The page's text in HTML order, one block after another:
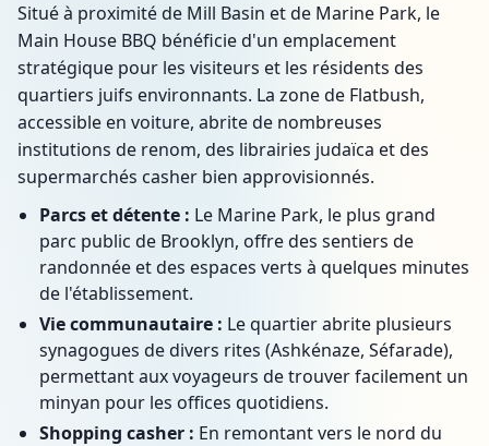
Situé à proximité de Mill Basin et de Marine Park, le
Main House BBQ bénéficie d'un emplacement
stratégique pour les visiteurs et les résidents des
quartiers juifs environnants. La zone de Flatbush,
accessible en voiture, abrite de nombreuses
institutions de renom, des librairies judaïca et des
supermarchés casher bien approvisionnés.
Parcs et détente : Le Marine Park, le plus grand
parc public de Brooklyn, offre des sentiers de
randonnée et des espaces verts à quelques minutes
de l'établissement.
Vie communautaire : Le quartier abrite plusieurs
synagogues de divers rites (Ashkénaze, Séfarade),
permettant aux voyageurs de trouver facilement un
minyan pour les offices quotidiens.
Shopping casher : En remontant vers le nord du